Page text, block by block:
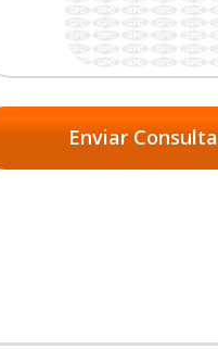
Enviar Consulta